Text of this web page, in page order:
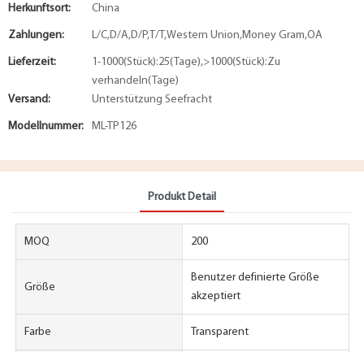
Herkunftsort: China
Zahlungen: L/C,D/A,D/P,T/T,Western Union,Money Gram,OA
Lieferzeit:
1-1000(Stück):25(Tage),>1000(Stück):Zu
verhandeln(Tage)
Versand:
Unterstützung Seefracht
Modellnummer: ML-TP126
Produkt Detail
MOQ 200
Größe
Benutzer definierte Größe
akzeptiert
Farbe Transparent